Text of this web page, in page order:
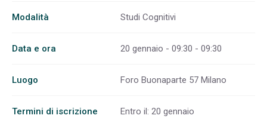
Modalità Studi Cognitivi
Data e ora 20 gennaio - 09:30 - 09:30
Luogo Foro Buonaparte 57 Milano
Termini di iscrizione Entro il: 20 gennaio